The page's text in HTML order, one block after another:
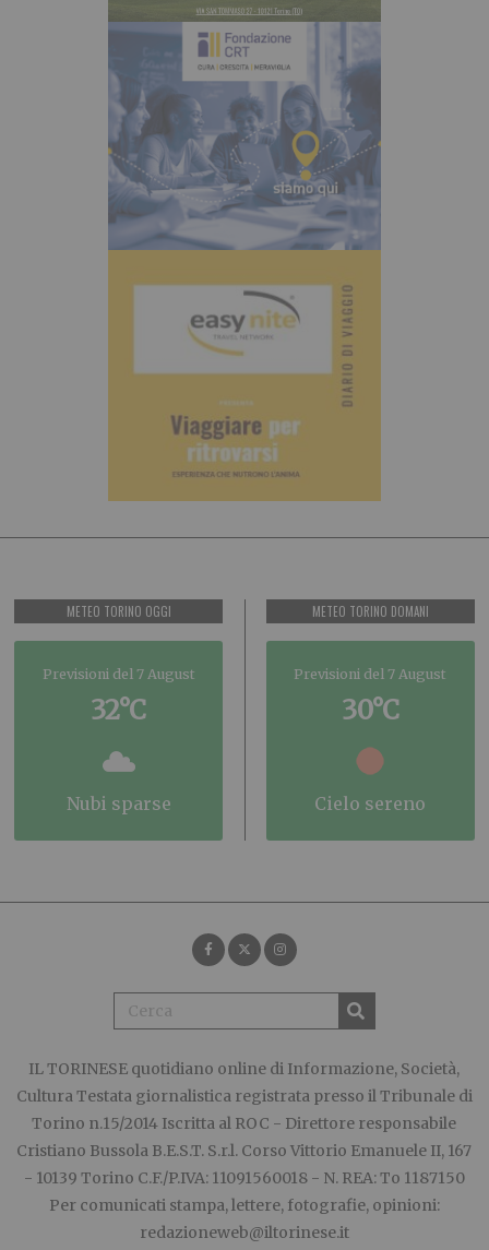
METEO TORINO OGGI
Previsioni del 7 August
32°C
nubi sparse
METEO TORINO DOMANI
Previsioni del 7 August
30°C
cielo sereno
IL TORINESE quotidiano online di Informazione, Società,
Cultura Testata giornalistica registrata presso il Tribunale di
Torino n.15/2014 Iscritta al ROC - Direttore responsabile
Cristiano Bussola B.E.S.T. S.r.l. Corso Vittorio Emanuele II, 167
- 10139 Torino C.F./P.IVA: 11091560018 - N. REA: To 1187150
Per comunicati stampa, lettere, fotografie, opinioni:
redazioneweb@iltorinese.it